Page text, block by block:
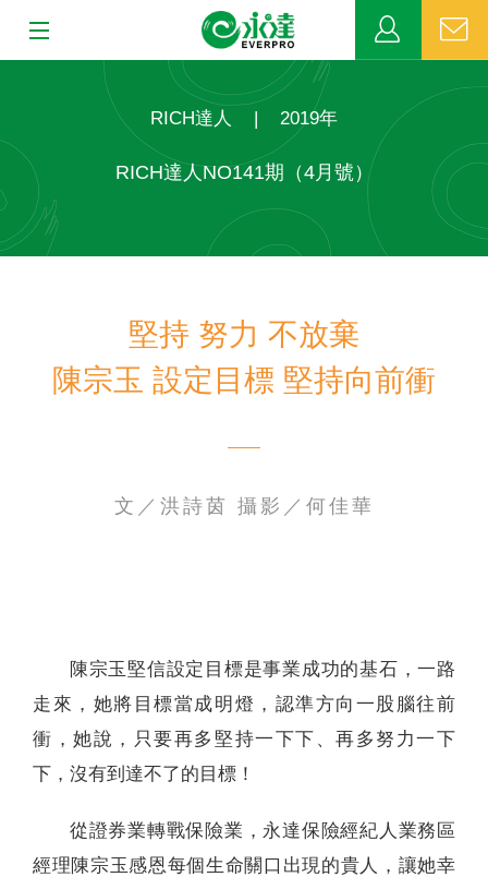
MDRT
客戶服務
RICH達人 | 2019年
RICH達人NO141期（4月號）
堅持 努力 不放棄
陳宗玉 設定目標 堅持向前衝
文／洪詩茵 攝影／何佳華
陳宗玉堅信設定目標是事業成功的基石，一路
走來，她將目標當成明燈，認準方向一股腦往前
衝，她說，只要再多堅持一下下、再多努力一下
下，沒有到達不了的目標！
從證券業轉戰保險業，永達保險經紀人業務區
經理陳宗玉感恩每個生命關口出現的貴人，讓她幸